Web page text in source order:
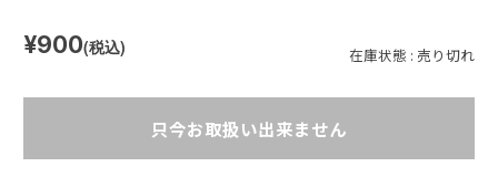
在庫状態 : 売り切れ
¥900(税込)
只今お取扱い出来ません